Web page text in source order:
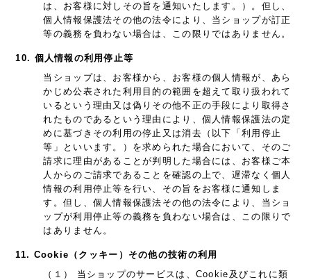
は、お客様に対しその旨を通知いたします。）。但し、
個人情報保護法その他の法令により、当ショップが訂正
等の義務を負わない場合は、この限りではありません。
10. 個人情報の利用停止等
当ショップは、お客様から、お客様の個人情報が、あら
かじめ公表された利用目的の範囲を超えて取り扱われて
いるという理由又は偽りその他不正の手段により取得さ
れたものであるという理由により、個人情報保護法の定
めに基づきその利用の停止又は消去（以下「利用停止
等」といいます。）を求められた場合において、そのご
請求に理由があることが判明した場合には、お客様ご本
人からのご請求であることを確認の上で、遅滞なく個人
情報の利用停止等を行い、その旨をお客様に通知しま
す。但し、個人情報保護法その他の法令により、当ショ
ップが利用停止等の義務を負わない場合は、この限りで
はありません。
11. Cookie（クッキー）その他の技術の利用
（１） 当ショップのサービスは、Cookie及びこれに類